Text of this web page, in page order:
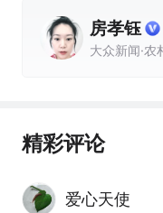
房孝钰
大众新闻·农
精彩评论
爱心天使